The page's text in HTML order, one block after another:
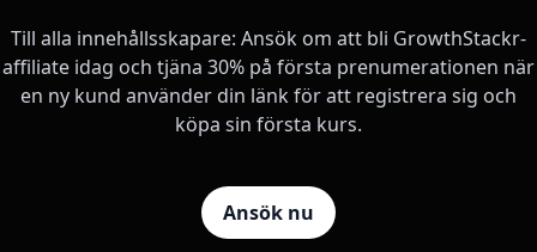
Till alla innehållsskapare: Ansök om att bli GrowthStackr-
affiliate idag och tjäna 30% på första prenumerationen när
en ny kund använder din länk för att registrera sig och
köpa sin första kurs.
Ansök nu